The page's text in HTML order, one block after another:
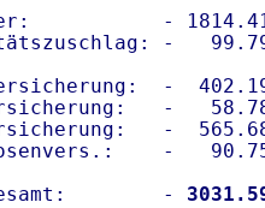
-
-
-
-
-
-
-